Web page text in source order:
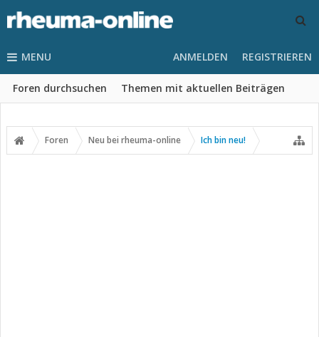
MENU
Foren durchsuchen Themen mit aktuellen Beiträgen
ANMELDEN REGISTRIEREN
Foren Neu bei rheuma-online Ich bin neu!